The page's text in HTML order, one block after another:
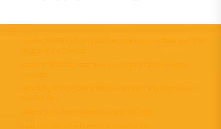
Toyota-Daihatsu Garap Kei Car Listrik Modular, Bisa Jadi Van